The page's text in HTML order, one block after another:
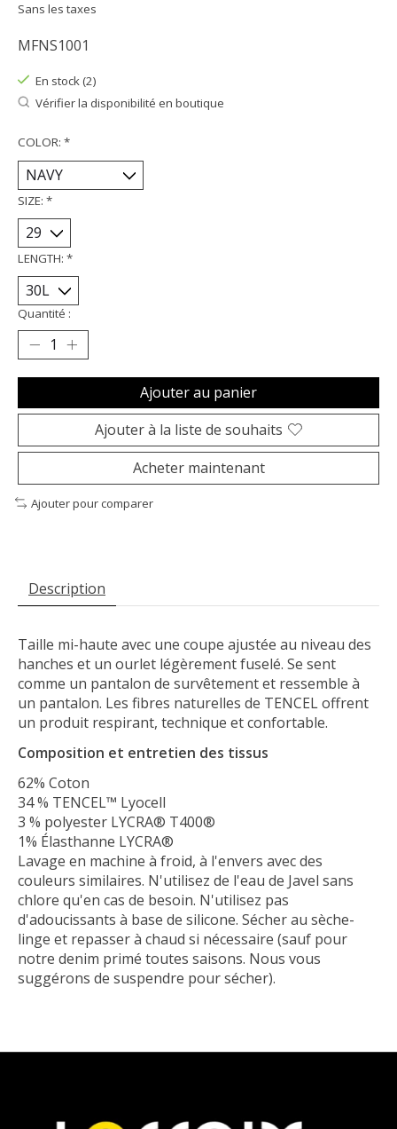
Sans les taxes
MFNS1001
En stock (2)
Vérifier la disponibilité en boutique
COLOR: *
SIZE: *
LENGTH: *
Quantité :
Ajouter au panier
Ajouter à la liste de souhaits
Acheter maintenant
Ajouter pour comparer
Description
Taille mi-haute avec une coupe ajustée au niveau des
hanches et un ourlet légèrement fuselé. Se sent
comme un pantalon de survêtement et ressemble à
un pantalon. Les fibres naturelles de TENCEL offrent
un produit respirant, technique et confortable.
Composition et entretien des tissus
62% Coton
34 % TENCEL™ Lyocell
3 % polyester LYCRA® T400®
1% Élasthanne LYCRA®
Lavage en machine à froid, à l'envers avec des
couleurs similaires. N'utilisez de l'eau de Javel sans
chlore qu'en cas de besoin. N'utilisez pas
d'adoucissants à base de silicone. Sécher au sèche-
linge et repasser à chaud si nécessaire (sauf pour
notre denim primé toutes saisons. Nous vous
suggérons de suspendre pour sécher).